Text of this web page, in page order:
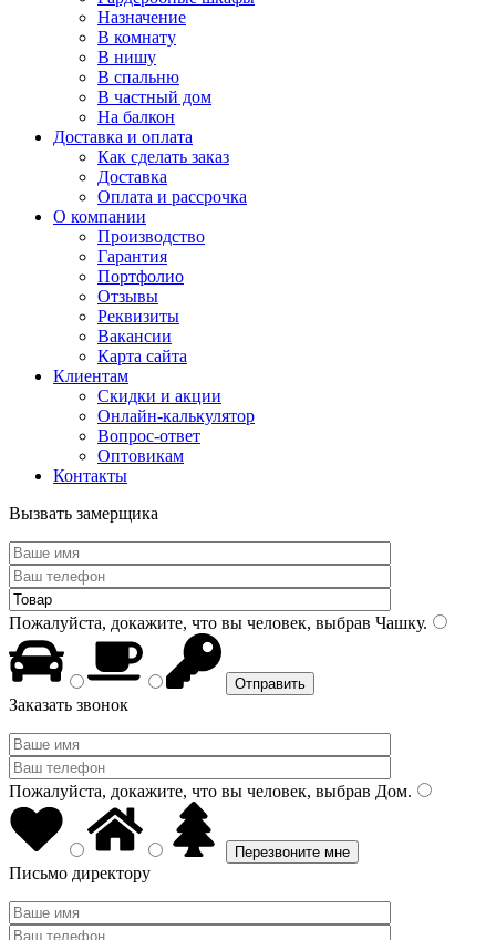
Назначение
В комнату
В нишу
В спальню
В частный дом
На балкон
Доставка и оплата
Как сделать заказ
Доставка
Оплата и рассрочка
О компании
Производство
Гарантия
Портфолио
Отзывы
Реквизиты
Вакансии
Карта сайта
Клиентам
Скидки и акции
Онлайн-калькулятор
Вопрос-ответ
Оптовикам
Контакты
Вызвать замерщика
Пожалуйста, докажите, что вы человек, выбрав Чашку.
Заказать звонок
Пожалуйста, докажите, что вы человек, выбрав Дом.
Письмо директору